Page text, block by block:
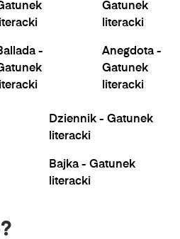
literacki
-
literacki
Gatunek
literacki
Anegdota -
Gatunek
literacki
Dziennik - Gatunek
literacki
Bajka - Gatunek
literacki